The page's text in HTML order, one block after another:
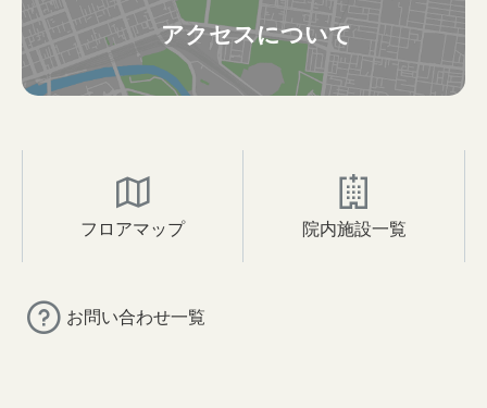
アクセスについて
フロアマップ 院内施設一覧
お問い合わせ一覧